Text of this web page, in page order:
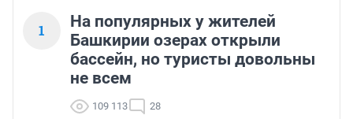
1
На популярных у жителей
Башкирии озерах открыли
бассейн, но туристы довольны
не всем
109 113 28